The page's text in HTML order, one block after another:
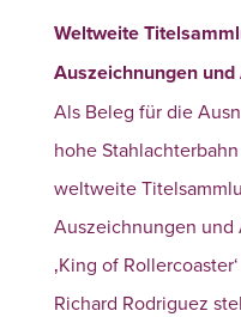
Weltweite
Auszeichnungen und
Als Beleg für die
hohe
weltweite
Auszeichnungen und
‚King of
Richard Rodriguez